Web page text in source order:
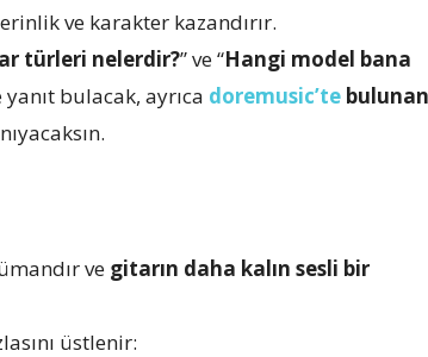
ve karakter kazandırır.
türleri nelerdir?” ve “Hangi model bana
bulacak, ayrıca doremusic’te bulunan
ve gitarın daha kalın sesli bir
üstlenir: